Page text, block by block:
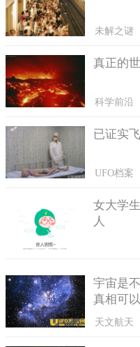
未解之谜
真正的
科学前沿
已证实
UFO档案
女大学
人
宇宙是
真相可
天文航天